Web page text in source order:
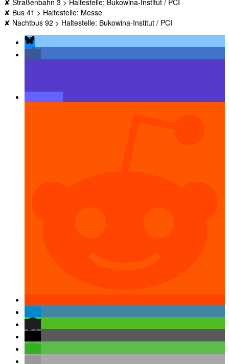
✘ Straßenbahn 3 > Haltestelle: Bukowina-Institut / PCI
✘ Bus 41 > Haltestelle: Messe
✘ Nachtbus 92 > Haltestelle: Bukowina-Institut / PCI